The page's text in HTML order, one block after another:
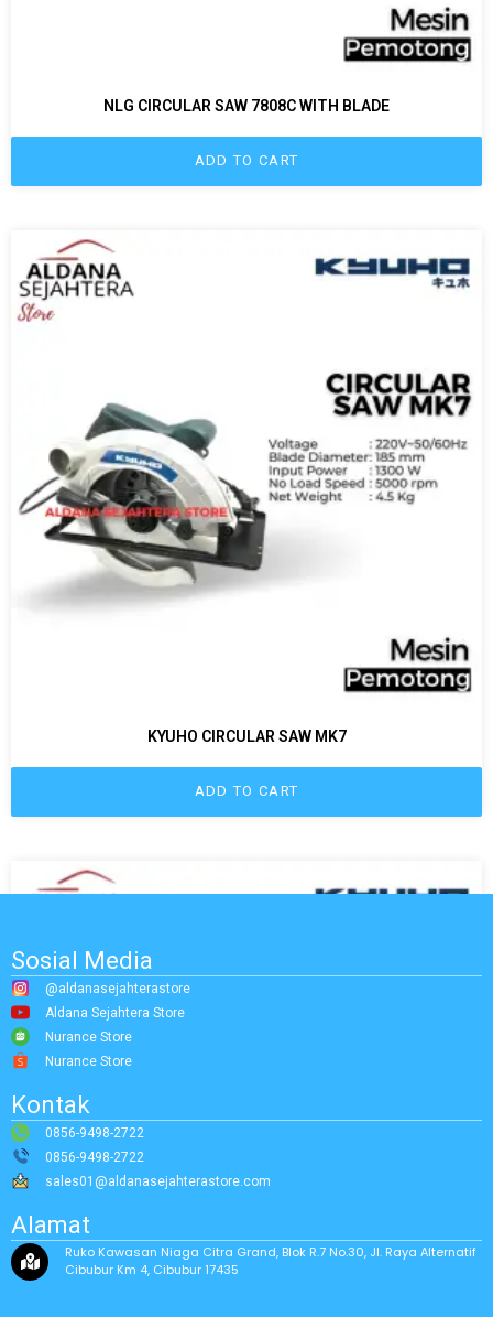
NLG CIRCULAR SAW 7808C WITH BLADE
ADD TO CART
KYUHO CIRCULAR SAW MK7
ADD TO CART
Sosial Media
@aldanasejahterastore
Aldana Sejahtera Store
Nurance Store
Nurance Store
Kontak
0856-9498-2722
0856-9498-2722
sales01@aldanasejahterastore.com
Alamat
Ruko Kawasan Niaga Citra Grand, Blok R.7 No.30, Jl. Raya Alternatif
Cibubur Km 4, Cibubur 17435